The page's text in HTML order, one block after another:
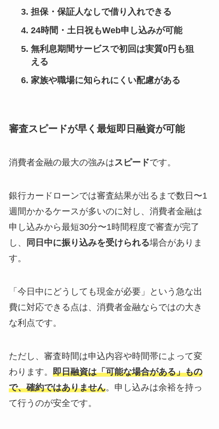
担保・保証人なしで借り入れできる
24時間・土日祝もWeb申し込みが可能
無利息期間サービスで初回は実質0円も狙
える
家族や職場に知られにくい配慮がある
審査スピードが早く最短即日融資が可能
消費者金融の最大の強みはスピードです。
銀行カードローンでは審査結果が出るまで数日〜1
週間かかるケースが多いのに対し、消費者金融は
申し込みから最短30分〜1時間程度で審査が完了
し、
同日中に振り込みを受けられる場合がありま
す。
「今日中にどうしても現金が必要」という急な出
費に対応できる点は、消費者金融ならではの大き
な利点です。
ただし、審査時間は申込内容や時間帯によって変
わります。 即日融資は「可能な場合がある」もの
で、確約ではありません。申し込みは余裕を持っ
て行うのが安全です。